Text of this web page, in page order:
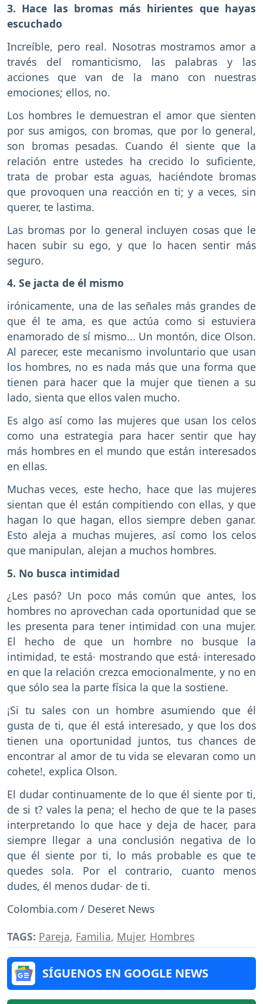
3. Hace las bromas más hirientes que hayas
escuchado
Increíble, pero real. Nosotras mostramos amor a
través del romanticismo, las palabras y las
acciones que van de la mano con nuestras
emociones; ellos, no.
Los hombres le demuestran el amor que sienten
por sus amigos, con bromas, que por lo general,
son bromas pesadas. Cuando él siente que la
relación entre ustedes ha crecido lo suficiente,
trata de probar esta aguas, haciéndote bromas
que provoquen una reacción en ti; y a veces, sin
querer, te lastima.
Las bromas por lo general incluyen cosas que le
hacen subir su ego, y que lo hacen sentir más
seguro.
4. Se jacta de él mismo
irónicamente, una de las señales más grandes de
que él te ama, es que actúa como si estuviera
enamorado de sí mismo... Un montón, dice Olson.
Al parecer, este mecanismo involuntario que usan
los hombres, no es nada más que una forma que
tienen para hacer que la mujer que tienen a su
lado, sienta que ellos valen mucho.
Es algo así como las mujeres que usan los celos
como una estrategia para hacer sentir que hay
más hombres en el mundo que están interesados
en ellas.
Muchas veces, este hecho, hace que las mujeres
sientan que él están compitiendo con ellas, y que
hagan lo que hagan, ellos siempre deben ganar.
Esto aleja a muchas mujeres, así como los celos
que manipulan, alejan a muchos hombres.
5. No busca intimidad
¿Les pasó? Un poco más común que antes, los
hombres no aprovechan cada oportunidad que se
les presenta para tener intimidad con una mujer.
El hecho de que un hombre no busque la
intimidad, te está· mostrando que está· interesado
en que la relación crezca emocionalmente, y no en
que sólo sea la parte física la que la sostiene.
¡Si tu sales con un hombre asumiendo que él
gusta de ti, que él está interesado, y que los dos
tienen una oportunidad juntos, tus chances de
encontrar al amor de tu vida se elevaran como un
cohete!, explica Olson.
El dudar continuamente de lo que él siente por ti,
de si t? vales la pena; el hecho de que te la pases
interpretando lo que hace y deja de hacer, para
siempre llegar a una conclusión negativa de lo
que él siente por ti, lo más probable es que te
quedes sola. Por el contrario, cuanto menos
dudes, él menos dudar· de ti.
Colombia.com / Deseret News
TAGS: Pareja, Familia, Mujer, Hombres
SÍGUENOS EN GOOGLE NEWS